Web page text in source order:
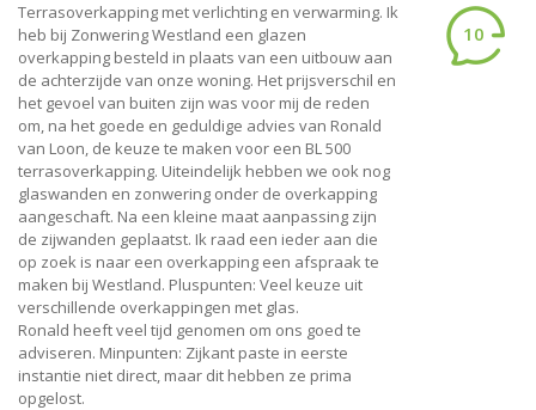
Terrasoverkapping met verlichting en verwarming. Ik
heb bij Zonwering Westland een glazen
overkapping besteld in plaats van een uitbouw aan
de achterzijde van onze woning. Het prijsverschil en
het gevoel van buiten zijn was voor mij de reden
om, na het goede en geduldige advies van Ronald
van Loon, de keuze te maken voor een BL 500
terrasoverkapping. Uiteindelijk hebben we ook nog
glaswanden en zonwering onder de overkapping
aangeschaft. Na een kleine maat aanpassing zijn
de zijwanden geplaatst. Ik raad een ieder aan die
op zoek is naar een overkapping een afspraak te
maken bij Westland. Pluspunten: Veel keuze uit
verschillende overkappingen met glas.
Ronald heeft veel tijd genomen om ons goed te
adviseren. Minpunten: Zijkant paste in eerste
instantie niet direct, maar dit hebben ze prima
opgelost.
10